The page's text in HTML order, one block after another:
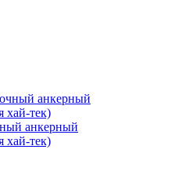
анкерный
хай-тек)